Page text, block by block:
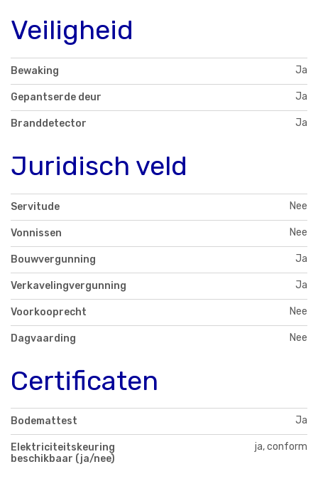
Veiligheid
Bewaking Ja
Gepantserde deur Ja
Branddetector Ja
Juridisch veld
Servitude Nee
Vonnissen Nee
Bouwvergunning Ja
Verkavelingvergunning Ja
Voorkooprecht Nee
Dagvaarding Nee
Certificaten
Bodemattest Ja
Elektriciteitskeuring
beschikbaar (ja/nee)
ja, conform